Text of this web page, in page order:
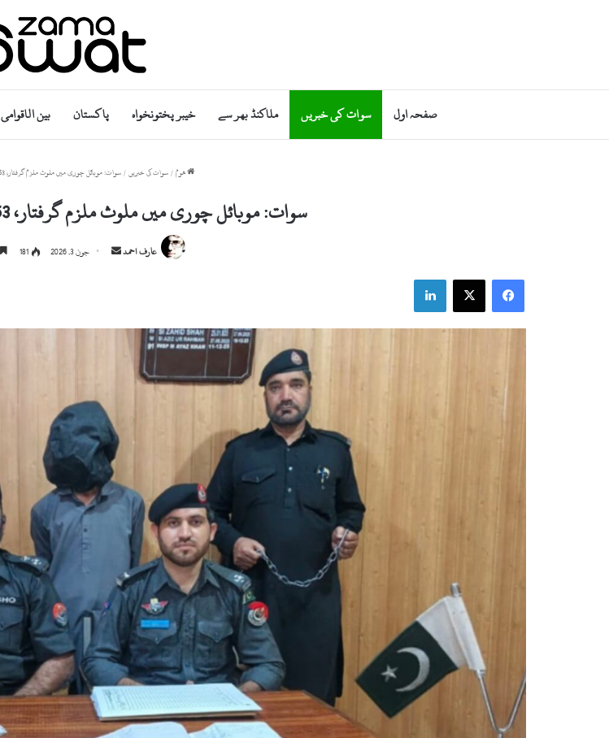
صفحہ اول سوات کی خبریں ملاکنڈ بھر سے خیبر پختونخواہ پاکستان بین الاقوامی
ھوم/سوات کی خبریں/سوات: موبائل چوری میں ملوث ملزم گرفتار، 53 مسروقہ موبائل فونز برآمد
سوات: موبائل چوری میں ملوث ملزم گرفتار، 53 مسروقہ موبائل فونز برآمد
عارف احمد
Send جون 3, 2026 181
Facebook
X
LinkedIn